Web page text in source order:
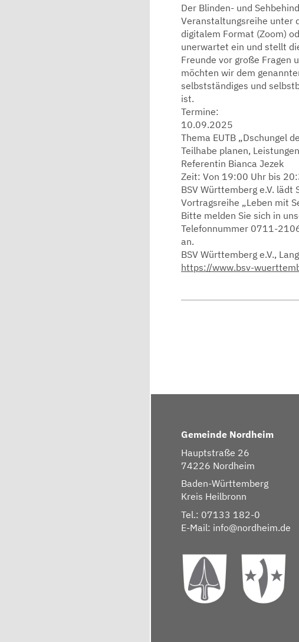
Der Blinden- und
Veranstaltungsreihe unter
digitalem Format (Zoom)
unerwartet ein und stellt
Freunde vor große Fragen
möchten wir dem
selbstständiges und
ist.
Termine:
10.09.2025
Thema EUTB „Dschungel
Teilhabe planen,
Referentin Bianca Jezek
Zeit: Von 19:00 Uhr bis
BSV Württemberg e.V. lädt
Vortragsreihe „Leben mit
Bitte melden Sie sich in
Telefonnummer 0711-
an.
BSV Württemberg e.V.,
https://www.bsv-
Gemeinde Nordheim
Hauptstraße 26
74226 Nordheim
Baden-Württemberg
Kreis Heilbronn
Tel.: 07133 182-0
E-Mail: info@nordheim.de